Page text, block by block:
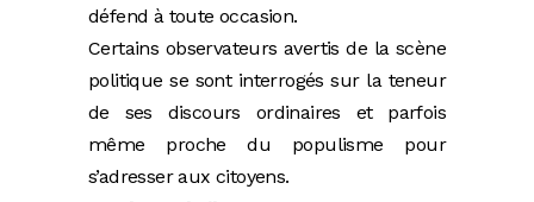
défend à toute occasion.
Certains observateurs avertis de la scène
politique se sont interrogés sur la teneur
de ses discours ordinaires et parfois
même proche du populisme pour
s’adresser aux citoyens.